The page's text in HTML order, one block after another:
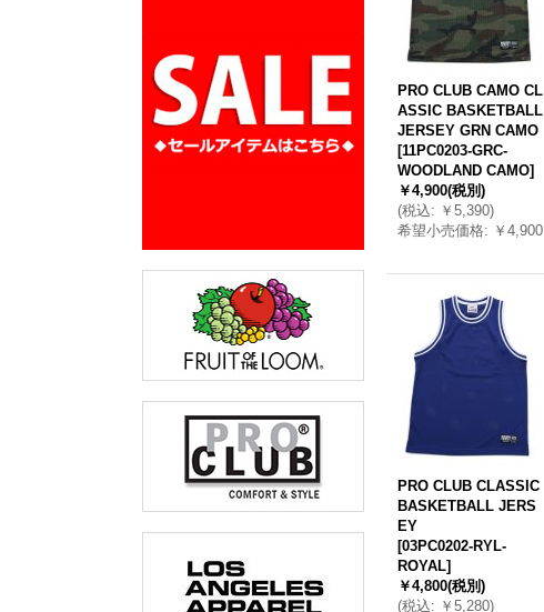
PRO CLUB CAMO CL
ASSIC BASKETBALL
JERSEY GRN CAMO
[11PC0203-GRC-
WOODLAND CAMO]
￥4,900(税別)
(税込: ￥5,390)
希望小売価格: ￥4,900
PRO CLUB CLASSIC
BASKETBALL JERS
EY
[03PC0202-RYL-
ROYAL]
￥4,800(税別)
(税込: ￥5,280)